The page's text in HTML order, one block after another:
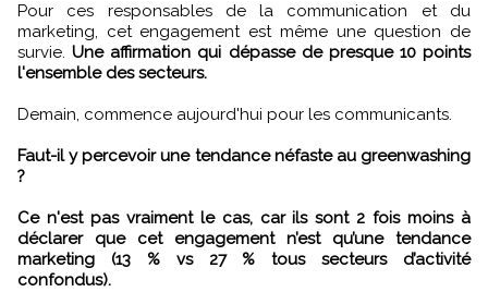
Pour ces responsables de la communication et du
marketing, cet engagement est même une question de
survie.Une affirmation qui dépasse de presque 10 points
l'ensemble des secteurs.
Demain, commence aujourd'hui pour les communicants.
Faut-il y percevoir une tendance néfaste au greenwashing
?
Ce n'est pas vraiment le cas, car ils sont 2 fois moins à
déclarer que cet engagement n’est qu’une tendance
marketing (13 % vs 27 % tous secteurs d’activité
confondus).